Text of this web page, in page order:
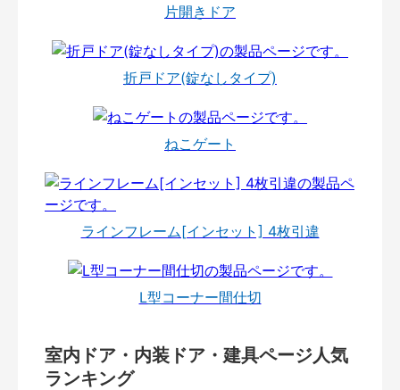
片開きドア
折戸ドア(錠なしタイプ)
ねこゲート
ラインフレーム[インセット] 4枚引違
L型コーナー間仕切
室内ドア・内装ドア・建具ページ人気
ランキング